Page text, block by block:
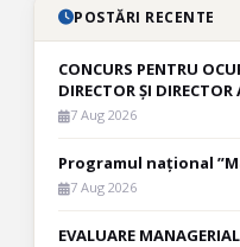
POSTĂRI RECENTE
CONCURS PENTRU
DIRECTOR ȘI
7 Aug 2026
Programul național
7 Aug 2026
EVALUARE